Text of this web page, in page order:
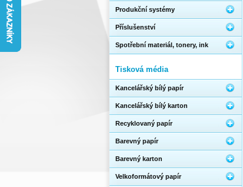
Produkční systémy
Příslušenství
Spotřební materiál, tonery, ink
Tisková média
Kancelářský bílý papír
Kancelářský bílý karton
Recyklovaný papír
Barevný papír
Barevný karton
Velkoformátový papír